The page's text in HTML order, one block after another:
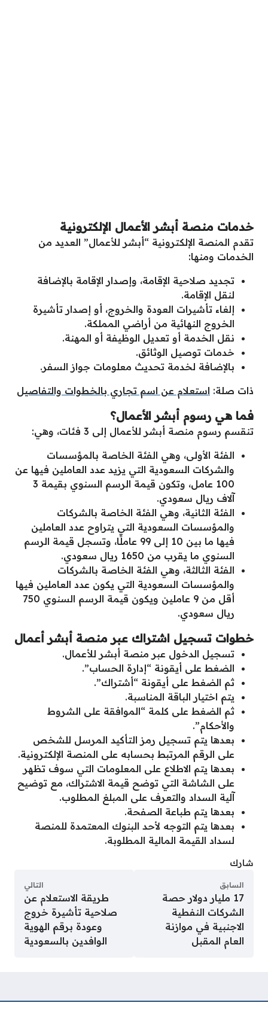
خدمات منصة أبشر الأعمال الإلكترونية
تقدم المنصة الإلكترونية “أبشر للأعمال” العديد من
الخدمات ومنها:
تجديد صلاحية الإقامة، وإصدار الإقامة بالإضافة
لنقل الإقامة.
إلغاء تأشيرات العودة والخروج، أو إصدار تأشيرة
الخروج النهائية من أراضي المملكة.
نقل الخدمة أو تعديل الوظيفة أو المهنة.
خدمات توصيل الوثائق.
بالإضافة لخدمة تحديث معلومات جواز السفر.
ذات صلة: استعلام عن اسم تجاري بالخطوات والتفاصيل
فما هي رسوم أبشر الأعمال؟
تنقسم رسوم منصة أبشر للأعمال إلى 3 فئات، وهي:
الفئة الأولى، وهي الفئة الخاصة بالمؤسسات
والشركات السعودية التي يزيد عدد العاملين فيها عن
100 عامل، وتكون قيمة الرسم السنوي بقيمة 3
آلاف ريال سعودي.
الفئة الثانية، وهي الفئة الخاصة بالشركات
والمؤسسات السعودية التي يتراوح عدد العاملين
فيها ما بين 10 إلى 99 عاملًا، وتسجل قيمة الرسم
السنوي ما يقرب من 1650 ريال سعودي.
الفئة الثالثة، وهي الفئة الخاصة بالشركات
والمؤسسات السعودية التي يكون عدد العاملين فيها
أقل من 9 عاملين ويكون قيمة الرسم السنوي 750
ريال سعودي.
خطوات تسجيل اشتراك عبر منصة أبشر أعمال
تسجيل الدخول عبر منصة أبشر للأعمال.
الضغط على أيقونة “إدارة الحساب”.
ثم الضغط على أيقونة “أشتراك”.
يتم اختيار الباقة المناسبة.
ثم الضغط على كلمة “الموافقة على الشروط
والأحكام”.
بعدها يتم تسجيل رمز التأكيد المرسل للشخص
على الرقم المرتبط بحسابه على المنصة الإلكترونية.
بعدها يتم الاطلاع على المعلومات التي سوف تظهر
على الشاشة التي توضح قيمة الاشتراك، مع توضيح
آلية السداد والتعرف على المبلغ المطلوب.
بعدها يتم طباعة الصفحة.
بعدها يتم التوجه لأحد البنوك المعتمدة للمنصة
لسداد القيمة المالية المطلوبة.
شارك
السابق
17 مليار دولار حصة
الشركات النفطية
الاجنبية في موازنة
العام المقبل
التالي
طريقة الاستعلام عن
صلاحية تأشيرة خروج
وعودة برقم الهوية
الوافدين بالسعودية